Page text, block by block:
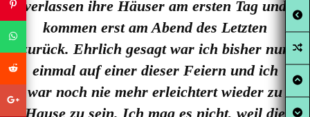
verlassen ihre Häuser am ersten Tag und
kommen erst am Abend des Letzten
zurück. Ehrlich gesagt war ich bisher nur
einmal auf einer dieser Feiern und ich
war noch nie mehr erleichtert wieder zu
Hause zu sein. Ich mag es nicht, weil die